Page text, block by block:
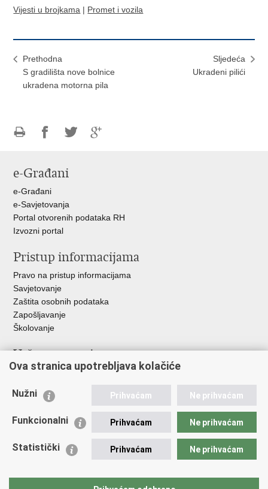
Vijesti u brojkama | Promet i vozila
Prethodna
S gradilišta nove bolnice
ukradena motorna pila
Sljedeća
Ukradeni pilići
FacebookuTwitteru
e-Građani
e-Građani
e-Savjetovanja
Portal otvorenih podataka RH
Izvozni portal
Pristup informacijama
Pravo na pristup informacijama
Savjetovanje
Zaštita osobnih podataka
Zapošljavanje
Školovanje
Važne poveznice
Ministarstvo unutarnjih poslova
Udruge
Policijska akademija
Zaklada policijske solidarnosti
Vučetić"
Ova stranica upotrebljava kolačiće
Nužni Prihvaćam Ne prihvaćam
Funkcionalni Prihvaćam Ne prihvaćam
Statistički Prihvaćam Ne prihvaćam